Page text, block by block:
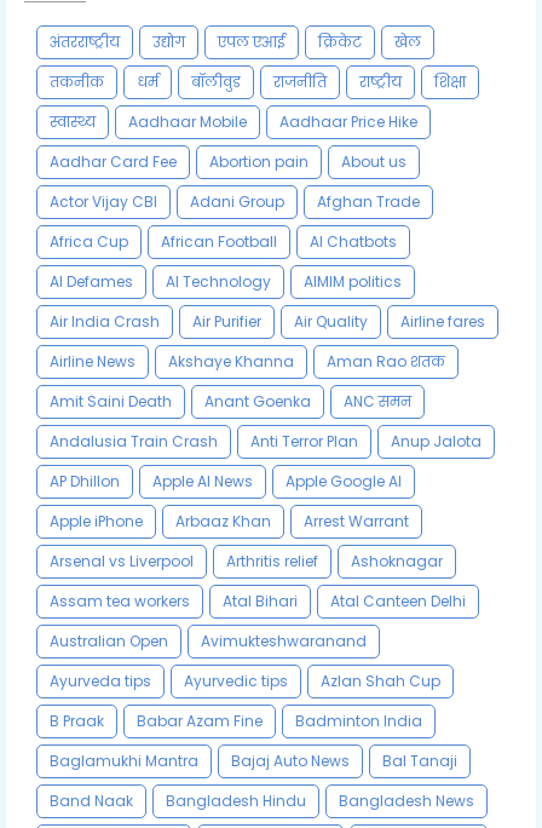
अंतरराष्ट्रीय उद्योग एपल एआई क्रिकेट
खेल
तकनीक
धर्म बॉलीवुड राजनीति राष्ट्रीय
शिक्षा
स्वास्थ्य
Aadhaar Mobile
Aadhaar Price Hike
Aadhar Card Fee
Abortion pain
About us
Actor Vijay CBI
Adani Group
Afghan Trade
Africa Cup
African Football
AI Chatbots
AI Defames
AI Technology
AIMIM politics
Air India Crash
Air Purifier Air Quality
Airline fares
Airline News
Akshaye Khanna
Aman Rao शतक
Amit Saini Death
Anant Goenka
ANC समन
Andalusia Train Crash
Anti Terror Plan
Anup Jalota
AP Dhillon
Apple AI News
Apple Google AI
Apple iPhone
Arbaaz Khan
Arrest Warrant
Arsenal vs Liverpool
Arthritis relief
Ashoknagar
Assam tea workers
Atal Bihari
Atal Canteen Delhi
Australian Open
Avimukteshwaranand
Ayurveda tips
Ayurvedic tips
Azlan Shah Cup
B Praak
Babar Azam Fine
Badminton India
Baglamukhi Mantra
Bajaj Auto News
Bal Tanaji
Band Naak
Bangladesh Hindu
Bangladesh News